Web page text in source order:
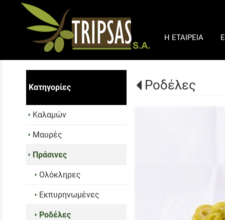
Η ΕΤΑΙΡΕΙΑ
Κατηγορίες
Καλαμών
Μαυρές
Πράσινες
Ολόκληρες
Εκπυρηνωμένες
Ροδέλες
Ροδέλες